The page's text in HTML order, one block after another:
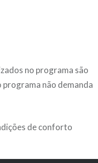
no programa são
não demanda
de conforto